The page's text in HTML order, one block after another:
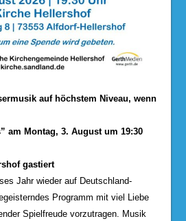
auf höchstem Niveau, wenn
am Montag, 3. August um 19:30
gastiert
Jahr wieder auf Deutschland-
Programm mit viel Liebe
Spielfreude vorzutragen. Musik